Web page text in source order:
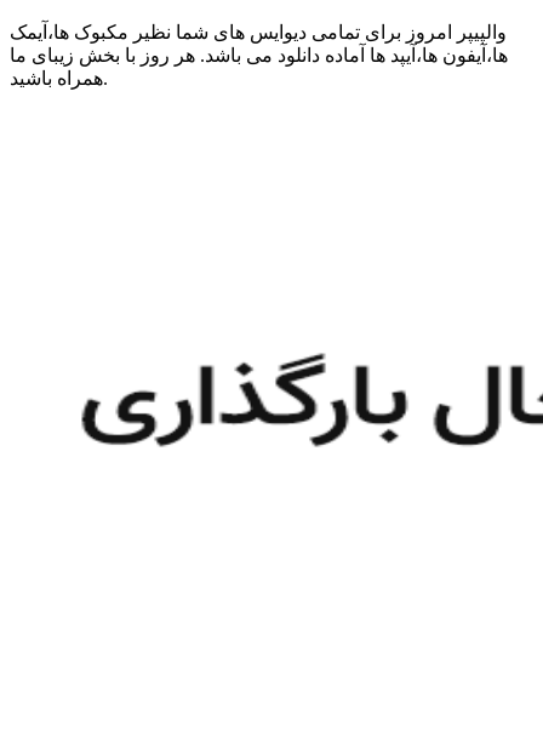
والپیپر امروز برای تمامی دیوایس های شما نظیر مکبوک ها،آیمک
ها،آیفون ها،آیپد ها آماده دانلود می باشد. هر روز با بخش زیبای ما
همراه باشید.​